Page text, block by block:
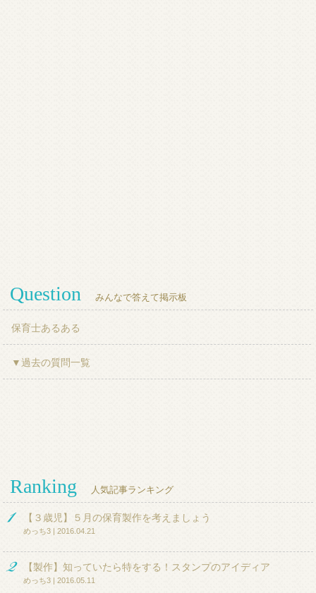
Question みんなで答えて掲示板
保育士あるある
▼過去の質問一覧
Ranking 人気記事ランキング
【３歳児】５月の保育製作を考えましょう
めっち3 | 2016.04.21
【製作】知っていたら特をする！スタンプのアイディア
めっち3 | 2016.05.11